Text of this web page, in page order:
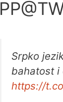
Srpko
bahatost i
https://